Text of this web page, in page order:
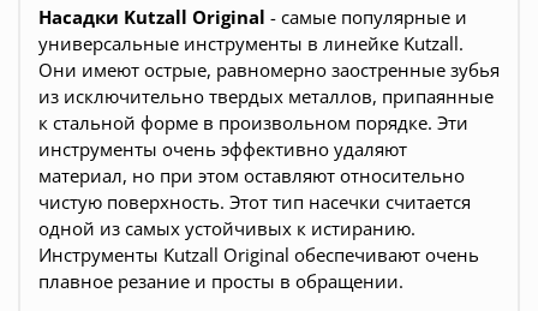
Насадки Kutzall Original - самые популярные и
универсальные инструменты в линейке Kutzall.
Они имеют острые, равномерно заостренные зубья
из исключительно твердых металлов, припаянные
к стальной форме в произвольном порядке. Эти
инструменты очень эффективно удаляют
материал, но при этом оставляют относительно
чистую поверхность. Этот тип насечки считается
одной из самых устойчивых к истиранию.
Инструменты Kutzall Original обеспечивают очень
плавное резание и просты в обращении.